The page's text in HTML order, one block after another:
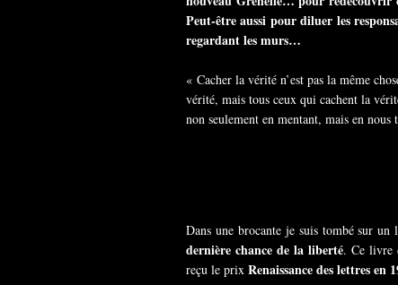
Peut-être aussi pour diluer les
regardant les murs…
« Cacher la vérité n’est pas la même
vérité, mais tous ceux qui cachent la
non seulement en mentant, mais en
Dans une brocante je suis tombé sur
dernière chance de la liberté. Ce livre
reçu le prix Renaissance des lettres en